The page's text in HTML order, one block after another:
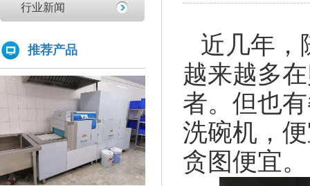
为什么要选择国产品牌的洗碗机?
你们学校还没有用上学校食堂洗碗机吗？
如何正确的使用商用洗碗机确保清洗效果？
为什么不能贪便宜买低价的洗碗机
亚钛洗碗机参展第三十三届上海国际酒店及餐饮业博览会
高效稳定且具潜力的创业选择：洗碗机
全自动洗碗机：清洗新革命，降本增效
商用洗碗机开机关机操作流程及不合适洗那些餐具
行业新闻
推荐产品
双缸两道漂洗通道式洗碗机GYT-2500C
近几年，
越来越多
者。但也
洗碗机，
贪图便宜。